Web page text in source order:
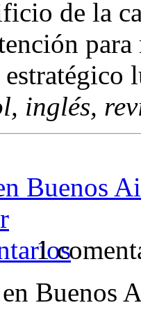
de la
inglés,
Buenos
1
Buenos